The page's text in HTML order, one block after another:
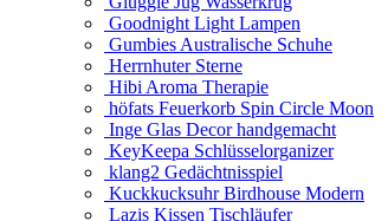
Goodnight Light Lampen
Gumbies Australische Schuhe
Herrnhuter Sterne
Hibi Aroma Therapie
höfats Feuerkorb Spin Circle Moon
Inge Glas Decor handgemacht
KeyKeepa Schlüsselorganizer
klang2 Gedächtnisspiel
Kuckkucksuhr Birdhouse Modern
Lazis Kissen Tischläufer